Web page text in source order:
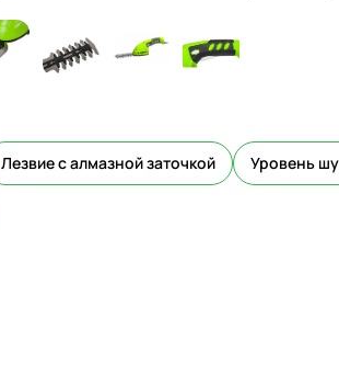
Лезвие с алмазной заточкой Уровень